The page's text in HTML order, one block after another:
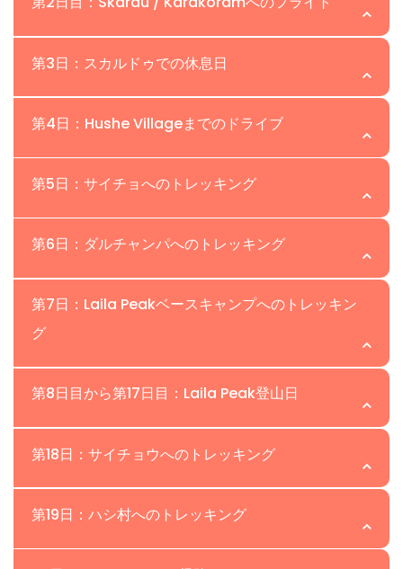
場所：Skardu | 高度：2,230m
飛びます。SkarduはKarakoram山脈の探検とトレッキン
グの物流拠点です。IslamabadからSkarduへのフライト
では、HimalayaとKarakoram山の壮大な景色を楽しむこ
タッフの一人がSkardu空港でお待ちしており、クライア
ントを提携ホテルに案内します。早めに到着した場合、休
息を取る時間が十分にあり、地元のバザールやSkardu市
の郊外を訪れることができます。 • 宿泊: ツインシェアの
す。
第3日：スカルドゥでの休息日
場所：Skardu | 高度：2,230m
います。朝食後、スカルドゥバザールから数百メートルの
距離にあるカールポチョと古い城への適応ハイキングに出
かけます。この要塞からはインダス川、スカルドゥ、そし
には、クライミングギアをチェックしたり、何かを購入す
しむことができます。全ての活動中、私たちのガイドがサ
ポートします。また、スカルドゥのオフィススタッフが書
類手続きを行い、通常は1日で完了しますが、残念ながら多
スのホテルルーム。 • 食事: 朝食、昼食、夕食が含まれて
第4日：Hushe Villageまでのドライブ
場所: Hushe | 高度: 3,048 m
マーが豊富に存在します。私たちは、クルーと供給品を持
ってハシェ村まで車で移動します。スカルドゥからは5〜7
時間のジープドライブです。スカルドゥから2時間半のド
ライブの後、渓谷の首都であるカプルに到着します。私た
ちはガンチェ渓谷を通り、山に進むにつれて渓谷が狭くな
向かいます。私たちのポーターはハシェ村から合流しま
す。これはレイラピーク遠征の前の最後の村です。私たち
はホテルまたはロッジに宿泊し、参加者には温かいお茶と
で一晩過ごします。 • 宿泊：ホテル/テント（ツインシェ
第5日：サイチョへのトレッキング
場所:Saicho | 高度:3,350m
日です。私たちは早朝にHusheバレーを出発し、Siacho
Hushe村の牧草地で、牛の群れとその世話をする人々を見
つけることができます。Siachoは美しいキャンプ地で、
川のそばにキャンプを設営します。Siachoキャンプから
時間は4-5時間です。• 宿泊：ツインシェアのテント。• 食
事：朝食、昼食、夕食が含まれています。
第6日：ダルチャンパへのトレッキング
場所：Dalchangpa | 高度：4,120 m
ライラピーク遠征の2日目のトレッキングです。私たちは
早朝にサイチョキャンプを出発し、この日は地形がやや急
勾配です。マシャブルムピークの前にあるダルチャンパで
一晩キャンプします。トレッキング時間は4〜6時間で
す。• 宿泊：ツインシェアのテント。• 食事：朝食、昼食、
第7日：Laila Peakベースキャンプへのトレッキン
グ
場所：Laila Peak Base Camp | 高度：4,535
す。この日はGondogoro Glacierを登り、次の5-6時間を
氷河の上でトレッキングし、Laila base campに到達しま
す。私たちはLaila peak base camp（4600m）で数日
第8日目から第17日目：Laila Peak登山日
場所：Laila Peak Base Camp | 高度：6,096
なオプションです。 • 宿泊：ツインシェアのテント。 • 食
事：朝食、昼食、夕食が含まれています。
第18日：サイチョウへのトレッキング
場所:Saicho | 高度:3,350m
第19日：ハシ村へのトレッキング